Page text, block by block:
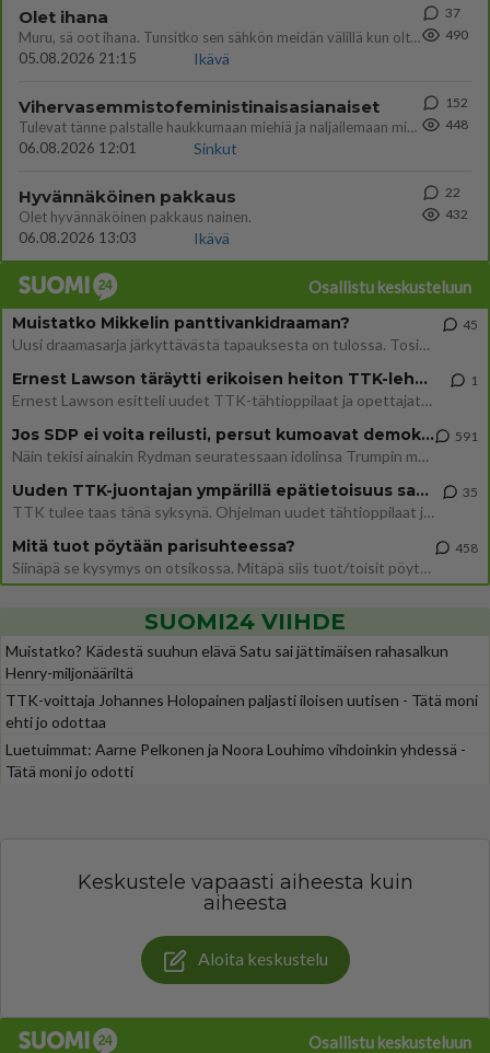
Olet ihana
Muru, sä oot ihana. Tunsitko sen sähkön meidän välillä kun oltiin ihan låhekkäin? 👩‍❤️‍👩❤️😼😘
05.08.2026 21:15
Ikävä
37
490
Vihervasemmistofeministinaisasianaiset
Tulevat tänne palstalle haukkumaan miehiä ja naljailemaan miehelle, kehuvat olevansa heitä parempia. Itse asuvat MIEHE
06.08.2026 12:01
Sinkut
152
448
Hyvännäköinen pakkaus
Olet hyvännäköinen pakkaus nainen.
06.08.2026 13:03
Ikävä
22
432
Osallistu keskusteluun
Muistatko Mikkelin panttivankidraaman?
Uusi draamasarja järkyttävästä tapauksesta on tulossa. Tositapahtumiin perustuva sarja ammentaa vuoden 1986 Mikkelin pan
45
Ernest Lawson täräytti erikoisen heiton TTK-lehdistötilaisuudessa: " Onko tässä tarkoituksena...?"
Ernest Lawson esitteli uudet TTK-tähtioppilaat ja opettajat torstaina 6.8. lehdistölle. Tulevalla kaudella on yksi hausk
1
Jos SDP ei voita reilusti, persut kumoavat demokratian Suomesta
Näin tekisi ainakin Rydman seuratessaan idolinsa Trumpin mallia https://www.is.fi/politiikka/art-2000012187244.html
591
Uuden TTK-juontajan ympärillä epätietoisuus sakenee - Nyt MTV hämmentää soppaa
TTK tulee taas tänä syksynä. Ohjelman uudet tähtioppilaat julkistetaan torstaina 6. elokuuta klo 14 alkavassa lehdistö
35
Mitä tuot pöytään parisuhteessa?
Siinäpä se kysymys on otsikossa. Mitäpä siis tuot/toisit pöytään parisuhteessa? Oletko mies vai nainen? Koetko sen mitä
458
SUOMI24 VIIHDE
Muistatko? Kädestä suuhun elävä Satu sai jättimäisen rahasalkun
Henry-miljonääriltä
TTK-voittaja Johannes Holopainen paljasti iloisen uutisen - Tätä moni
ehti jo odottaa
Luetuimmat: Aarne Pelkonen ja Noora Louhimo vihdoinkin yhdessä -
Tätä moni jo odotti
Keskustele vapaasti aiheesta kuin
aiheesta
Aloita keskustelu
Osallistu keskusteluun